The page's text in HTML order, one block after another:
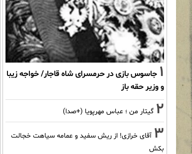
1 جاسوس بازی در حرمسرای شاه قاجار/ خواجه زیبا
و وزیر حقه باز
2 گیتار من ؛ عباس مهرپویا (+صدا)
3 آقای خرازی! از ریش سفید و عمامه سیاهت خجالت
بکش